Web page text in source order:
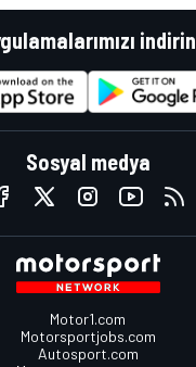
indirin
Sosyal medya
Motor1.com
Motorsportjobs.com
Autosport.com